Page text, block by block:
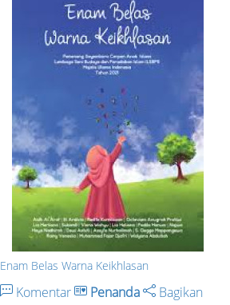
Enam Belas Warna Keikhlasan
Komentar Penanda Bagikan